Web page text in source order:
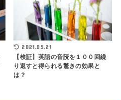
2021.05.21
【検証】英語の音読を１００回繰
り返すと得られる驚きの効果と
は？